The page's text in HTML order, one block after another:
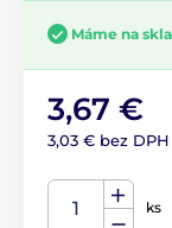
Máme na
3,67 €
3,03 € bez DPH
ks